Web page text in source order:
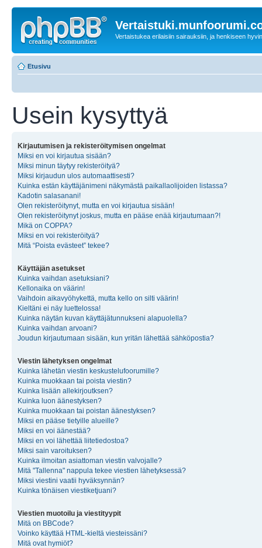
Vertaistukea erilaisiin sairauksiin, ja henkiseen
Etusivu
Usein kysyttyä
Kirjautumisen ja rekisteröitymisen ongelmat
Miksi en voi kirjautua sisään?
Miksi minun täytyy rekisteröityä?
Miksi kirjaudun ulos automaattisesti?
Kuinka estän käyttäjänimeni näkymästä paikallaolijoiden listassa?
Kadotin salasanani!
Olen rekisteröitynyt, mutta en voi kirjautua sisään!
Olen rekisteröitynyt joskus, mutta en pääse enää kirjautumaan?!
Mikä on COPPA?
Miksi en voi rekisteröityä?
Mitä “Poista evästeet” tekee?
Käyttäjän asetukset
Kuinka vaihdan asetuksiani?
Kellonaika on väärin!
Vaihdoin aikavyöhykettä, mutta kello on silti väärin!
Kieltäni ei näy luettelossa!
Kuinka näytän kuvan käyttäjätunnukseni alapuolella?
Kuinka vaihdan arvoani?
Joudun kirjautumaan sisään, kun yritän lähettää sähköpostia?
Viestin lähetyksen ongelmat
Kuinka lähetän viestin keskustelufoorumille?
Kuinka muokkaan tai poista viestin?
Kuinka lisään allekirjoutksen?
Kuinka luon äänestyksen?
Kuinka muokkaan tai poistan äänestyksen?
Miksi en pääse tietyille alueille?
Miksi en voi äänestää?
Miksi en voi lähettää liitetiedostoa?
Miksi sain varoituksen?
Kuinka ilmoitan asiattoman viestin valvojalle?
Mitä "Tallenna" nappula tekee viestien lähetyksessä?
Miksi viestini vaatii hyväksynnän?
Kuinka tönäisen viestiketjuani?
Viestien muotoilu ja viestityypit
Mitä on BBCode?
Voinko käyttää HTML-kieltä viesteissäni?
Mitä ovat hymiöt?